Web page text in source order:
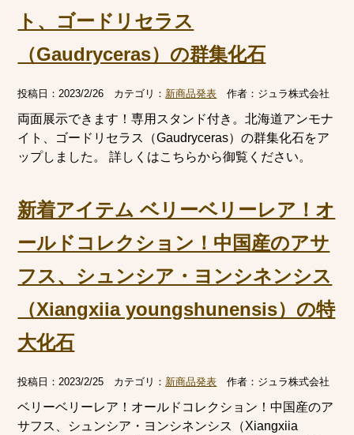
ト、ゴードリセラス
（Gaudryceras）の群集化石
投稿日：2023/2/26 カテゴリ： 新商品発表 作者： ジュラ株式会社
両面展示できます！専用スタンド付き。北海道アンモナ
イト、ゴードリセラス（Gaudryceras）の群集化石をア
ップしました。 詳しくはこちらから御覧ください。
新着アイテム ベリーベリーレア！オ
ールドコレクション！中国産のアサ
フス、シュンシア・ヨンシネンシス
（Xiangxiia youngshunensis）の特
大化石
投稿日：2023/2/25 カテゴリ： 新商品発表 作者： ジュラ株式会社
ベリーベリーレア！オールドコレクション！中国産のア
サフス、シュンシア・ヨンシネンシス（Xiangxiia